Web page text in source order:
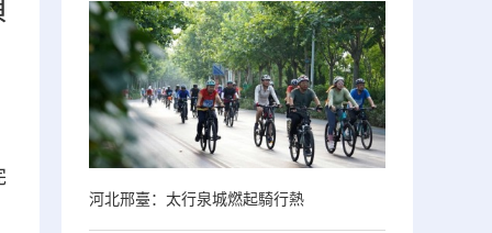
河北邢臺：太行泉城燃起騎行熱